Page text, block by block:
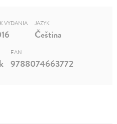
VYDANIA JAZYK
Čeština
EAN
9788074663772